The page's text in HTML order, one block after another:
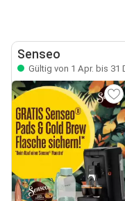
Senseo
Gültig von 1 Apr. bis 31